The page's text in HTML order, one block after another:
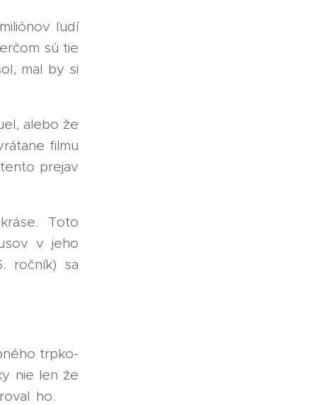
ľudí
sú tie
mal by si
alebo že
filmu
prejav
Toto
v jeho
ročník) sa
trpko-
nie len že
ho. 🎬